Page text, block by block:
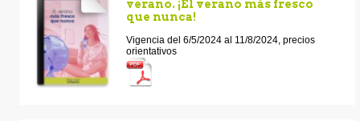
verano. ¡El verano más fresco
que nunca!
Vigencia del 6/5/2024 al 11/8/2024, precios
orientativos